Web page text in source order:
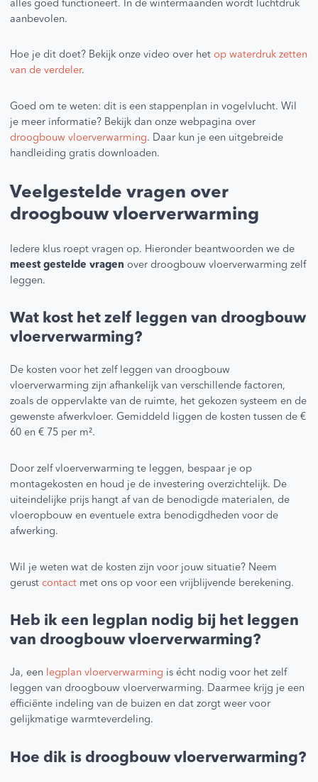
alles goed functioneert. In de wintermaanden wordt luchtdruk
aanbevolen.
Hoe je dit doet? Bekijk onze video over hetop waterdruk zetten
van de verdeler.
Goed om te weten: dit is een stappenplan in vogelvlucht. Wil
je meer informatie? Bekijk dan onze webpagina over
droogbouw vloerverwarming. Daar kun je een uitgebreide
handleiding gratis downloaden.
Veelgestelde vragen over
droogbouw vloerverwarming
Iedere klus roept vragen op. Hieronder beantwoorden we de
meest gestelde vragen over droogbouw vloerverwarming zelf
leggen.
Wat kost het zelf leggen van droogbouw
vloerverwarming?
De kosten voor het zelf leggen van droogbouw
vloerverwarming zijn afhankelijk van verschillende factoren,
zoals de oppervlakte van de ruimte, het gekozen systeem en de
gewenste afwerkvloer. Gemiddeld liggen de kosten tussen de €
60 en € 75 per m².
Door zelf vloerverwarming te leggen, bespaar je op
montagekosten en houd je de investering overzichtelijk. De
uiteindelijke prijs hangt af van de benodigde materialen, de
vloeropbouw en eventuele extra benodigdheden voor de
afwerking.
Wil je weten wat de kosten zijn voor jouw situatie? Neem
gerustcontact met ons op voor een vrijblijvende berekening.
Heb ik een legplan nodig bij het leggen
van droogbouw vloerverwarming?
Ja, een legplan vloerverwarming is écht nodig voor het zelf
leggen van droogbouw vloerverwarming. Daarmee krijg je een
efficiënte indeling van de buizen en dat zorgt weer voor
gelijkmatige warmteverdeling.
Hoe dik is droogbouw vloerverwarming?